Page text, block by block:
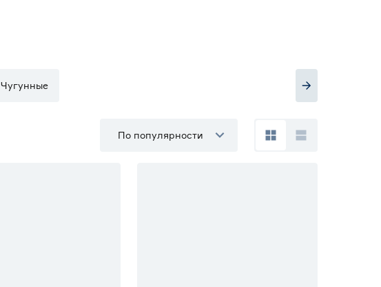
Чугунные
По популярности